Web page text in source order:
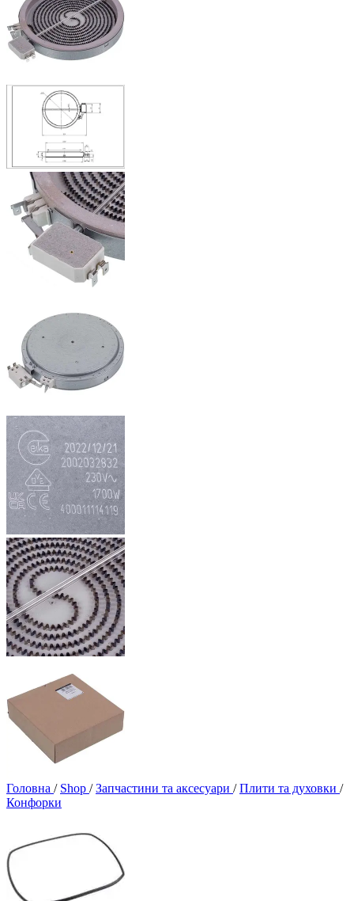
Головна / Shop / Запчастини та аксесуари / Плити та духовки /
Конфорки